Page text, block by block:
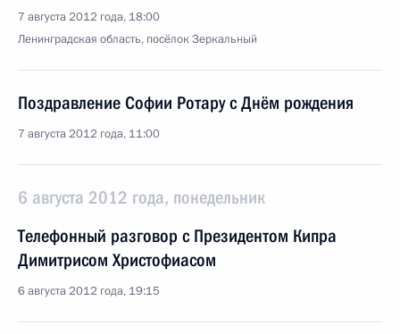
7 августа 2012 года, 18:00
Ленинградская область, посёлок Зеркальный
Поздравление Софии Ротару с Днём рождения
7 августа 2012 года, 11:00
6 августа 2012 года, понедельник
Телефонный разговор с Президентом Кипра
Димитрисом Христофиасом
6 августа 2012 года, 19:15